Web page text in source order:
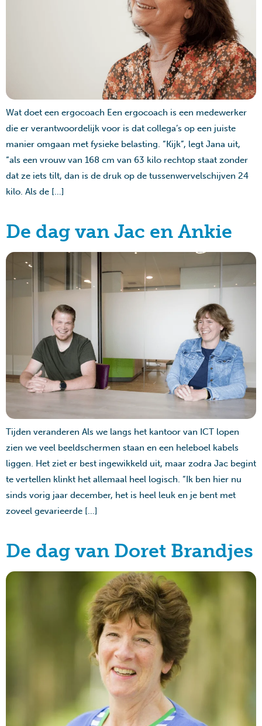
Wat doet een ergocoach Een ergocoach is een medewerker
die er verantwoordelijk voor is dat collega’s op een juiste
manier omgaan met fysieke belasting. “Kijk”, legt Jana uit,
“als een vrouw van 168 cm van 63 kilo rechtop staat zonder
dat ze iets tilt, dan is de druk op de tussenwervelschijven 24
kilo. Als de […]
De dag van Jac en Ankie
Tijden veranderen Als we langs het kantoor van ICT lopen
zien we veel beeldschermen staan en een heleboel kabels
liggen. Het ziet er best ingewikkeld uit, maar zodra Jac begint
te vertellen klinkt het allemaal heel logisch. “Ik ben hier nu
sinds vorig jaar december, het is heel leuk en je bent met
zoveel gevarieerde […]
De dag van Doret Brandjes